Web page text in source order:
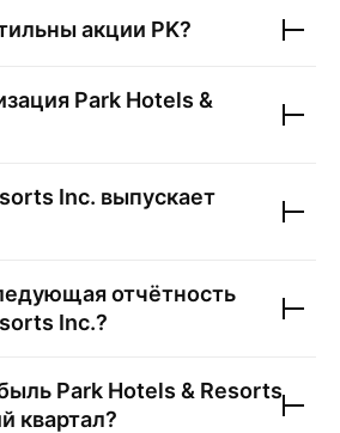
акции PK?
Park Hotels &
Inc. выпускает
отчётность
Inc.?
Park Hotels & Resorts
квартал?